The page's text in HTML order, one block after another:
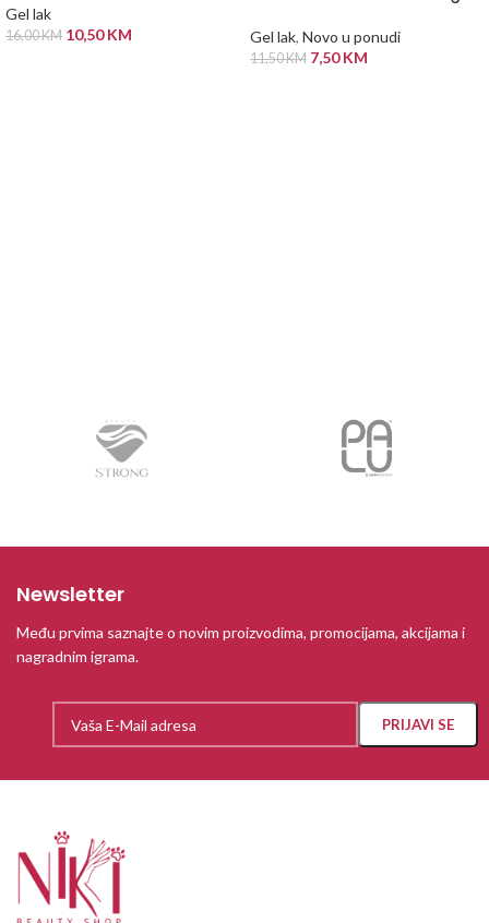
Gel lak
16,00KM 10,50KM Gel lak, Novo u ponudi
11,50KM 7,50KM
Newsletter
Među prvima saznajte o novim proizvodima, promocijama, akcijama i
nagradnim igrama.